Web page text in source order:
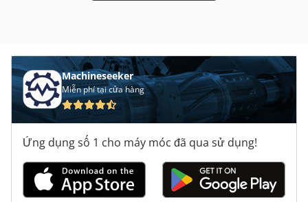
Machineseeker
Miễn phí tại cửa hàng
Ứng dụng số 1 cho máy móc đã qua sử dụng!